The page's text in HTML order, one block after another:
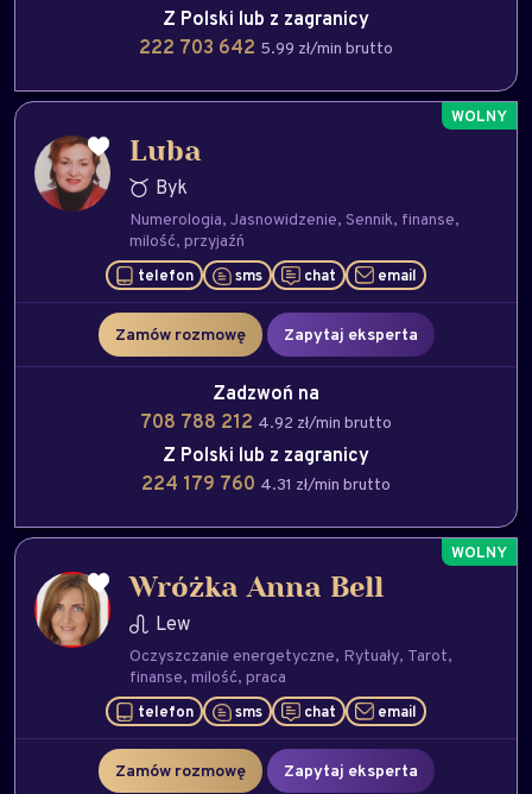
Z Polski lub z zagranicy
222 703 642 5.99 zł/min brutto
Luba
Byk
Numerologia Jasnowidzenie Sennik finanse
milość przyjaźń
telefon sms chat email
Zamów rozmowę Zapytaj eksperta
Zadzwoń na
708 788 212 4.92 zł/min brutto
Z Polski lub z zagranicy
224 179 760 4.31 zł/min brutto
Wróżka Anna Bell
Lew
Oczyszczanie energetyczne Rytuały Tarot
finanse milość praca
telefon sms chat email
Zamów rozmowę Zapytaj eksperta